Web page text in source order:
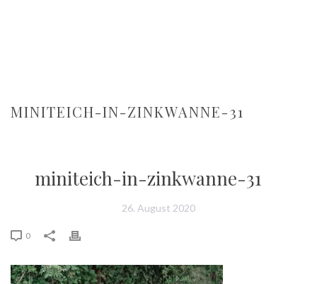
MINITEICH-IN-ZINKWANNE-31
miniteich-in-zinkwanne-31
26. August 2020
0